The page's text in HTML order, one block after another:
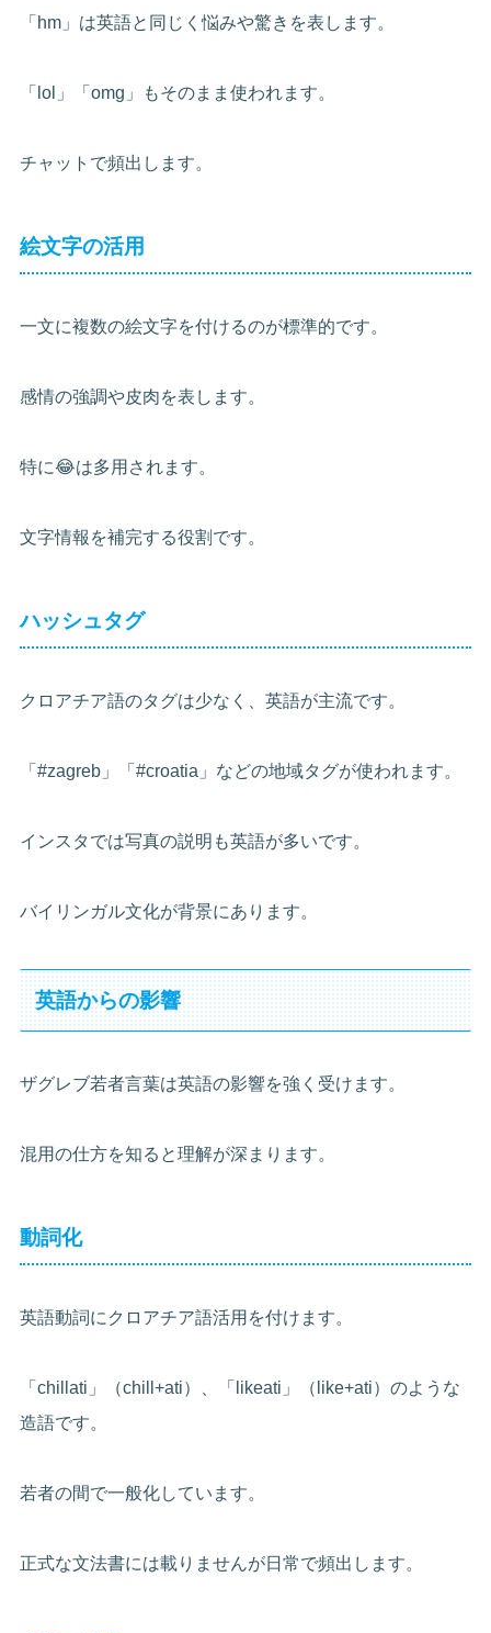
「hm」は英語と同じく悩みや驚きを表します。
「lol」「omg」もそのまま使われます。
チャットで頻出します。
絵文字の活用
一文に複数の絵文字を付けるのが標準的です。
感情の強調や皮肉を表します。
特に😂は多用されます。
文字情報を補完する役割です。
ハッシュタグ
クロアチア語のタグは少なく、英語が主流です。
「#zagreb」「#croatia」などの地域タグが使われます。
インスタでは写真の説明も英語が多いです。
バイリンガル文化が背景にあります。
英語からの影響
ザグレブ若者言葉は英語の影響を強く受けます。
混用の仕方を知ると理解が深まります。
動詞化
英語動詞にクロアチア語活用を付けます。
「chillati」（chill+ati）、「likeati」（like+ati）のような
造語です。
若者の間で一般化しています。
正式な文法書には載りませんが日常で頻出します。